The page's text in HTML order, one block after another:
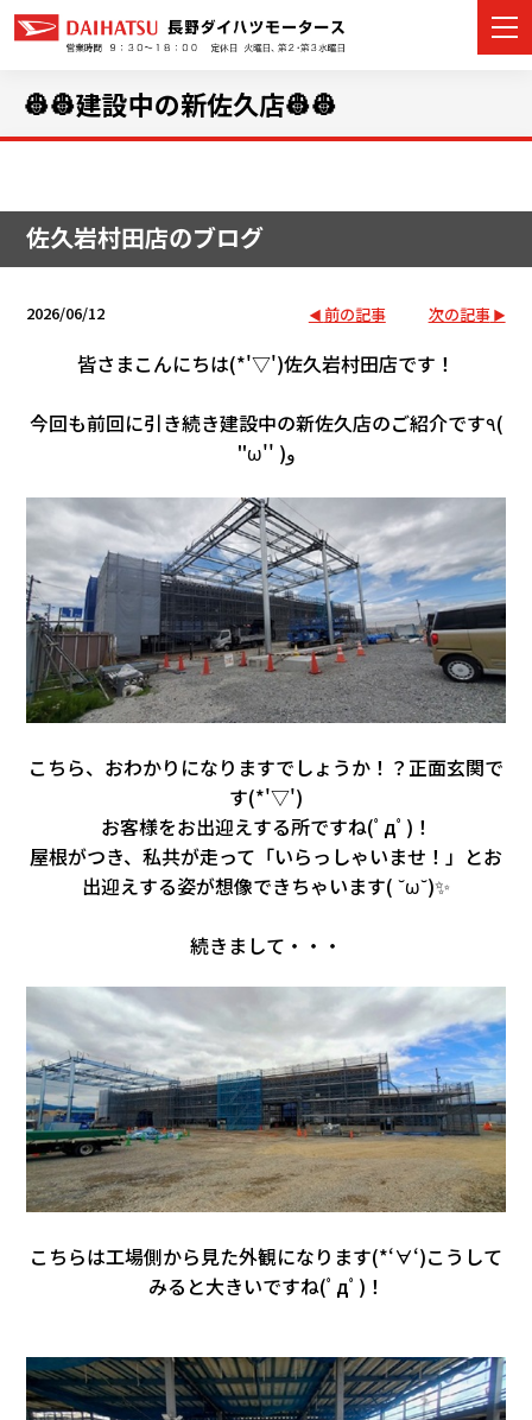
店舗情報
イベント・キャンペーン
ご購入者サポート
会社情報
カタ
リコ
👷👷建設中の新佐久店👷👷
佐久岩村田店のブログ
2026/06/12 前の記事 次の記事
皆さまこんにちは(*'▽')佐久岩村田店です！
今回も前回に引き続き建設中の新佐久店のご紹介です٩(
''ω'' )و
こちら、おわかりになりますでしょうか！？正面玄関で
す(*'▽')
お客様をお出迎えする所ですね(ﾟдﾟ)！
屋根がつき、私共が走って「いらっしゃいませ！」とお
出迎えする姿が想像できちゃいます( ˘ω˘)✨
続きまして・・・
こちらは工場側から見た外観になります(*‘∀‘)こうして
みると大きいですね(ﾟдﾟ)！